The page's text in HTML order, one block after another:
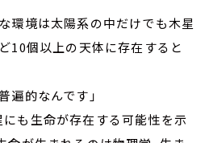
環境は太陽系の中だけでも木星
10個以上の天体に存在すると
遍的なんです」
も生命が存在する可能性を示